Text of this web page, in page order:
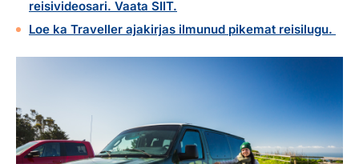
reisivideosari. Vaata SIIT.
Loe ka Traveller ajakirjas ilmunud pikemat reisilugu.